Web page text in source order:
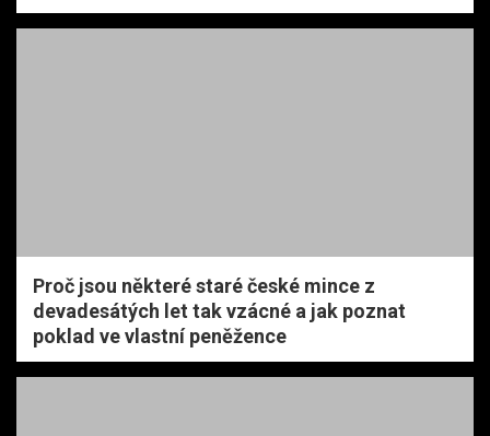
Proč jsou některé staré české mince z
devadesátých let tak vzácné a jak poznat
poklad ve vlastní peněžence